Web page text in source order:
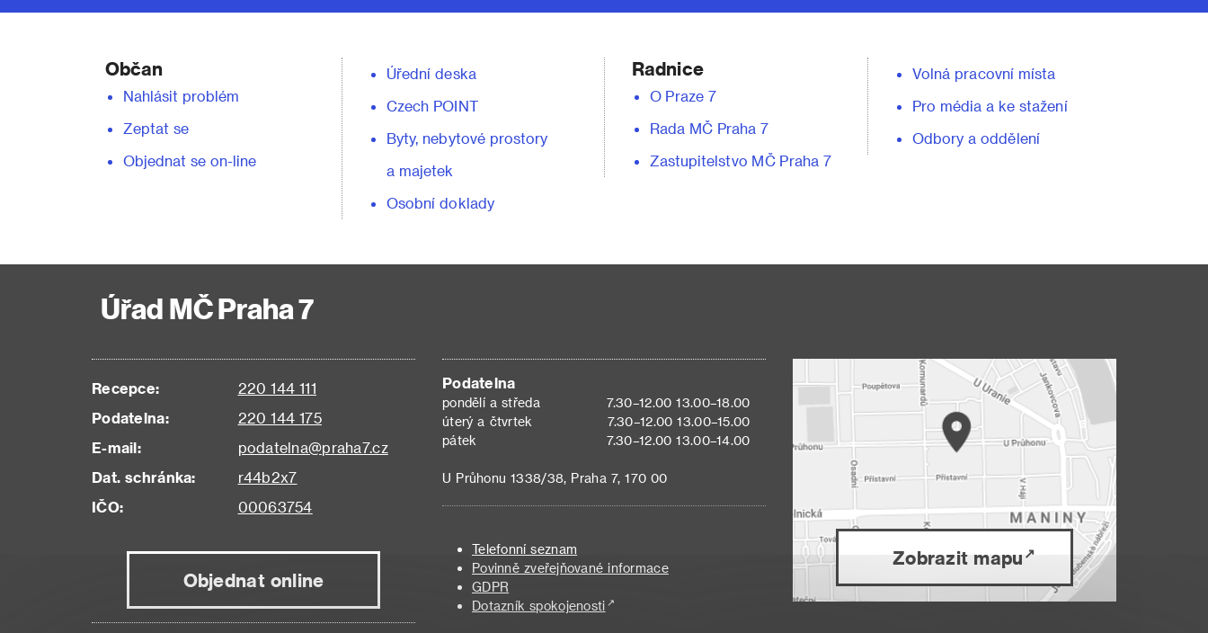
Občan
Nahlásit problém
Zeptat se
Objednat se on-line
Úřední deska
Czech POINT
Byty, nebytové prostory
a majetek
Osobní doklady
Radnice
O Praze 7
Rada MČ Praha 7
Zastupitelstvo MČ Praha 7
Volná pracovní místa
Pro média a ke stažení
Odbory a oddělení
Úřad MČ Praha 7
Recepce:
220 144 111
Podatelna:
220 144 175
E-mail:
podatelna@praha7.cz
Dat. schránka:
r44b2x7
IČO:
00063754
Objednat online
Podatelna
pondělí a středa
7.30–12.00 13.00–18.00
úterý a čtvrtek
7.30–12.00 13.00–15.00
pátek
7.30–12.00 13.00–14.00
U Průhonu 1338/38, Praha 7, 170 00
Telefonní seznam
Povinně zveřejňované informace
GDPR
Dotazník spokojenosti
Zobrazit mapu